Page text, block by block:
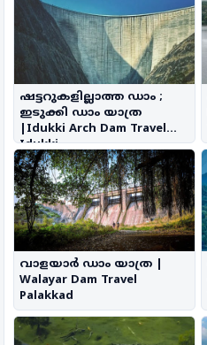
ഷട്ടറുകളില്ലാത്ത ഡാം ;
ഇടുക്കി ഡാം യാത്ര
|Idukki Arch Dam Travel
Idukki
വാളയാർ ഡാം യാത്ര |
Walayar Dam Travel
Palakkad